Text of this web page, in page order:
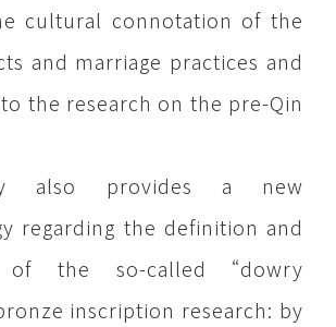
cultural connotation of the
and marriage practices and
the research on the pre-Qin
also provides a new
regarding the definition and
of the so-called “dowry
inscription research: by